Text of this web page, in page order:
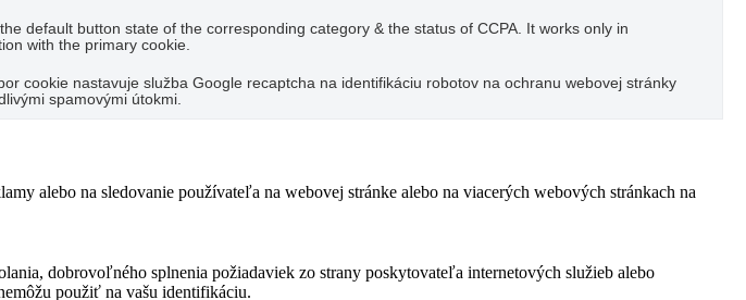
default button state of the corresponding category & the status of CCPA. It works only in
with the primary cookie.
cookie nastavuje služba Google recaptcha na identifikáciu robotov na ochranu webovej stránky
spamovými útokmi.
alebo na sledovanie používateľa na webovej stránke alebo na viacerých webových stránkach na
dobrovoľného splnenia požiadaviek zo strany poskytovateľa internetových služieb alebo
použiť na vašu identifikáciu.